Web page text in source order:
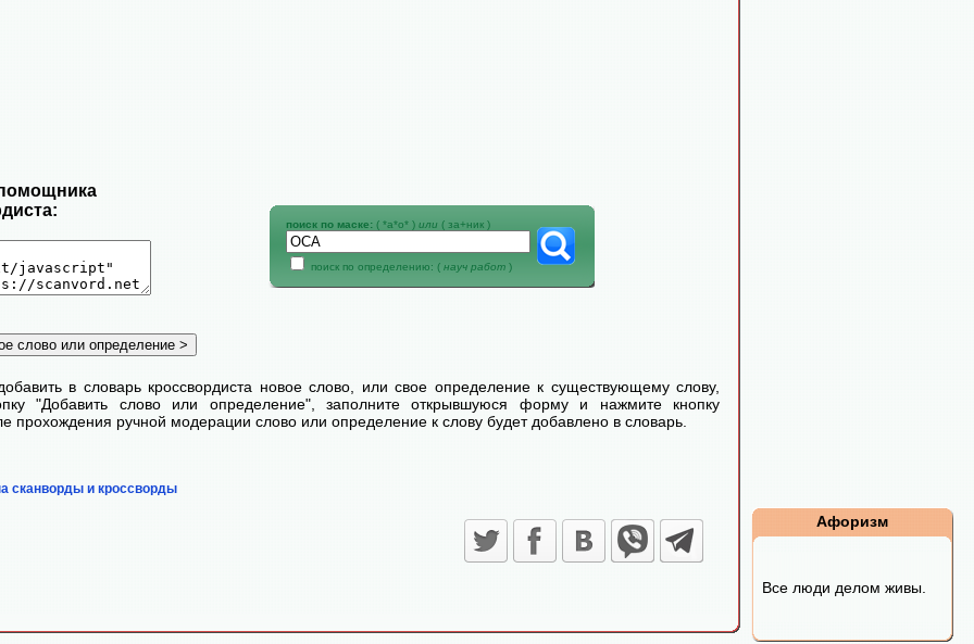
поиск по маске: ( *а*о* ) или ( за+ник )
поиск по определению: ( науч работ )
в словарь кроссвордиста новое слово, или свое определение к существующему слову,
"Добавить слово или определение", заполните открывшуюся форму и нажмите кнопку
прохождения ручной модерации слово или определение к слову будет добавлено в словарь.
сканворды и кроссворды
Афоризм
Все люди делом живы.